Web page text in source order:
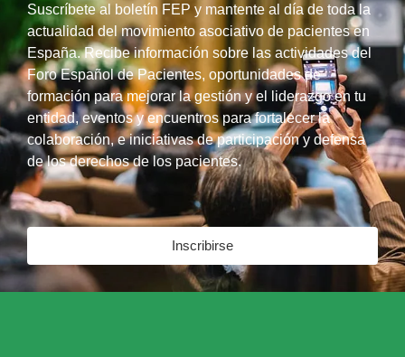
Suscríbete al boletín FEP y mantente al día de toda la
actualidad del movimiento asociativo de pacientes en
España. Recibe información sobre las actividades del
Foro Español de Pacientes, oportunidades de
formación para mejorar la gestión y el liderazgo en tu
entidad, eventos y encuentros para fortalecer la
colaboración, e iniciativas de participación y defensa
de los derechos de los pacientes.
Inscribirse